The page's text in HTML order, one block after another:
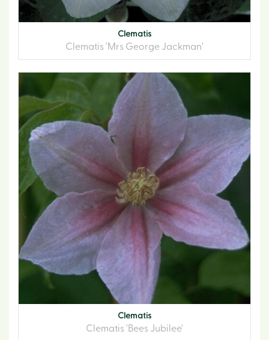
Clematis
Clematis 'Mrs George Jackman'
Clematis
Clematis 'Bees Jubilee'